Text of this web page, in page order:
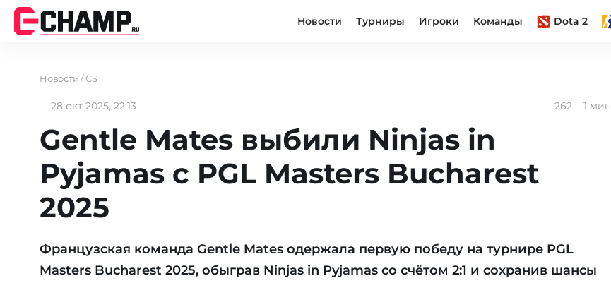
Новости Турниры Игроки Команды Dota 2
Новости /CS
28 окт 2025, 22:13 262 1 мин
Gentle Mates выбили Ninjas in
Pyjamas с PGL Masters Bucharest
2025
Французская команда Gentle Mates одержала первую победу на турнире PGL
Masters Bucharest 2025, обыграв Ninjas in Pyjamas со счётом 2:1 и сохранив шансы